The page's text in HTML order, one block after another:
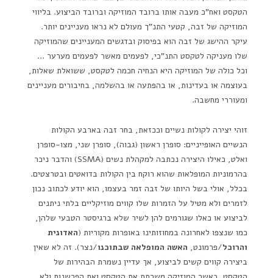
הטקסט ואח"כ מעבה אותו ברובד המוזיקה וברובד הביצוע. בליווי
המוזיקה של זבה, קטעי התנ"ך מעולם לא נראו מעניינים יותר.
עיקר ההישג של זבה הוא בפיסוק ובדגשים המעניינים שהמוזיקה
שלו מעניקה לטקסט התנ"כי, לפעמים מאשר לפעמים מערער ...
וכל כולה של המוזיקה היא הנחיה חכמה לטקסט, ששואלת שאלות,
בעוצמה או בעדינות, או בהפתעה או בהשלמה, בחיבורים מעניינים
ומעוררי מחשבה.
זוהי יצירה לקולות נשיים וככזאת, בחר זבה בארבע הקולות
הנשיים האופייניים: סופרן ראשון (גבוה), סופרן שני, מצו-סופרן
ואלט, כאילו היצירה נכתבה למקהלת נשים (SSMA) והדבר ניכר
בהרמוניות המופלאות שהוא רוקח בין הקולות בדואטים ובטרצטים.
בכלל, אולי בשל היותו של זבה זמר בעצמו, הוא יודע לכתוב נכון
לזמרים ולא מטיל על הזמרות שלו קווים מוזיקליים בלתי ניתנים
לביצוע או כאלו שגורמים להן לשיר שלא ברגיסטר הטבעי שלהן,
כמו שנצפו לאחרונה במחוזותינו באופרות מקוריות (האדונית
והרוכל/פרמונט, האשה המופלאה שבתוכנו/נצר). זה לא שאין
ביצירה קווים קשים לביצוע, אך עדיין נשמרת הבהירות של